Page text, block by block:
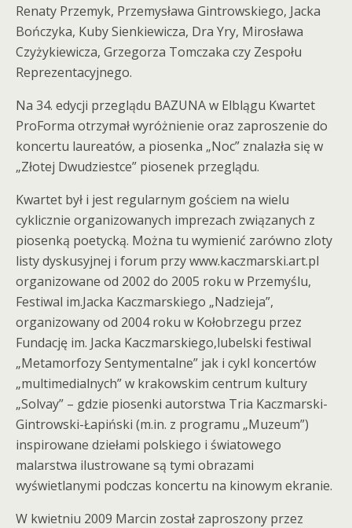
Renaty Przemyk, Przemysława Gintrowskiego, Jacka
Bończyka, Kuby Sienkiewicza, Dra Yry, Mirosława
Czyżykiewicza, Grzegorza Tomczaka czy Zespołu
Reprezentacyjnego.
Na 34. edycji przeglądu BAZUNA w Elblągu Kwartet
ProForma otrzymał wyróżnienie oraz zaproszenie do
koncertu laureatów, a piosenka „Noc” znalazła się w
„Złotej Dwudziestce” piosenek przeglądu.
Kwartet był i jest regularnym gościem na wielu
cyklicznie organizowanych imprezach związanych z
piosenką poetycką. Można tu wymienić zarówno zloty
listy dyskusyjnej i forum przy www.kaczmarski.art.pl
organizowane od 2002 do 2005 roku w Przemyślu,
Festiwal im.Jacka Kaczmarskiego „Nadzieja”,
organizowany od 2004 roku w Kołobrzegu przez
Fundację im. Jacka Kaczmarskiego,lubelski festiwal
„Metamorfozy Sentymentalne” jak i cykl koncertów
„multimedialnych” w krakowskim centrum kultury
„Solvay” – gdzie piosenki autorstwa Tria Kaczmarski-
Gintrowski-Łapiński (m.in. z programu „Muzeum”)
inspirowane dziełami polskiego i światowego
malarstwa ilustrowane są tymi obrazami
wyświetlanymi podczas koncertu na kinowym ekranie.
W kwietniu 2009 Marcin został zaproszony przez